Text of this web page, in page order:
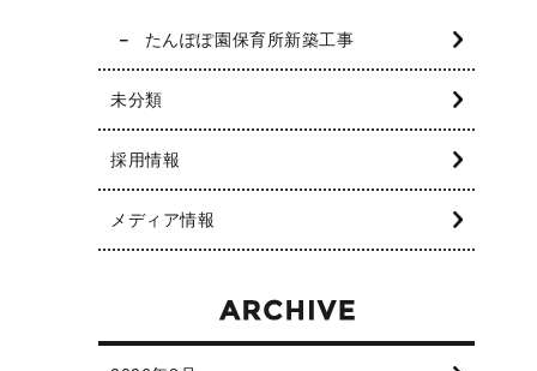
たんぽぽ園保育所新築工事
未分類
採用情報
メディア情報